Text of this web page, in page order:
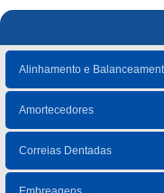
Alinhamento e
Amortecedores
Correias Dentadas